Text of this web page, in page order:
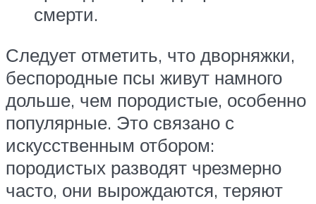
смерти.
Следует отметить, что дворняжки,
беспородные псы живут намного
дольше, чем породистые, особенно
популярные. Это связано с
искусственным отбором:
породистых разводят чрезмерно
часто, они вырождаются, теряют